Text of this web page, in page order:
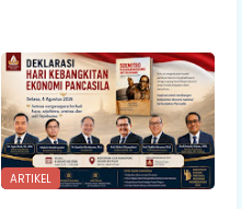
ARTIKEL